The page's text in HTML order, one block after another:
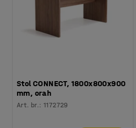
Stol CONNECT, 1800x800x900
mm, orah
Art. br.:1172729